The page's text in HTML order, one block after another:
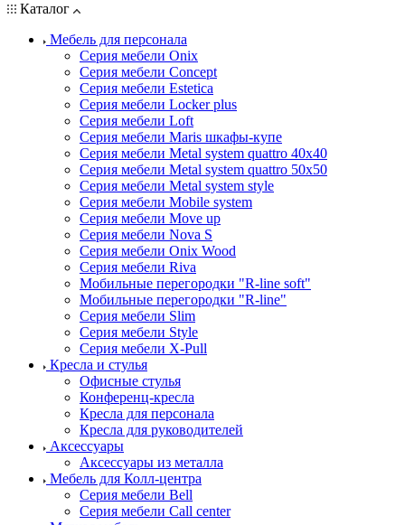
Каталог
Мебель для персонала
Серия мебели Onix
Серия мебели Concept
Серия мебели Estetica
Серия мебели Locker plus
Серия мебели Loft
Серия мебели Maris шкафы-купе
Серия мебели Metal system quattro 40x40
Серия мебели Metal system quattro 50x50
Серия мебели Metal system style
Серия мебели Mobile system
Серия мебели Move up
Серия мебели Nova S
Серия мебели Onix Wood
Серия мебели Riva
Мобильные перегородки "R-line soft"
Мобильные перегородки "R-line"
Серия мебели Slim
Серия мебели Style
Серия мебели X-Pull
Кресла и стулья
Офисные стулья
Конференц-кресла
Кресла для персонала
Кресла для руководителей
Аксессуары
Аксессуары из металла
Мебель для Колл-центра
Серия мебели Bell
Серия мебели Call center